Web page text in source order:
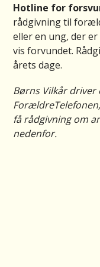
Hotline for
rådgivning til
eller en ung,der
vis forvundet.
årets dage.
Børns Vilkår driver
få rådgivning om
nedenfor.